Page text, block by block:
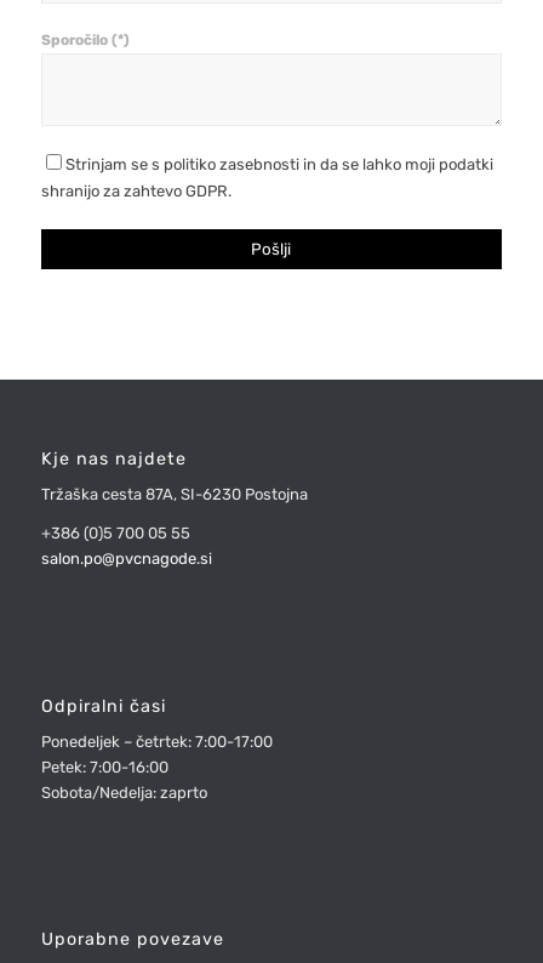
Sporočilo (*)
Strinjam se s politiko zasebnosti in da se lahko moji podatki
shranijo za zahtevo GDPR.
Kje nas najdete
Tržaška cesta 87A, SI-6230 Postojna
+386 (0)5 700 05 55
salon.po@pvcnagode.si
Odpiralni časi
Ponedeljek – četrtek: 7:00-17:00
Petek: 7:00-16:00
Sobota/Nedelja: zaprto
Uporabne povezave